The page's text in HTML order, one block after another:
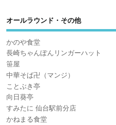
オールラウンド・その他
かのや食堂
長崎ちゃんぽんリンガーハット
笹屋
中華そば卍（マンジ）
ことぶき亭
向日葵亭
すみたに 仙台駅前分店
かねまる食堂